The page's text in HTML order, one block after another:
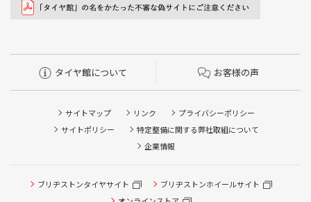
タイヤ館について お客様の声
サイトマップ リンク
プライバシーポリシー
サイトポリシー
特定整備に関する弊社取組について
企業情報
ブリヂストンタイヤサイト
ブリヂストンホイールサイト